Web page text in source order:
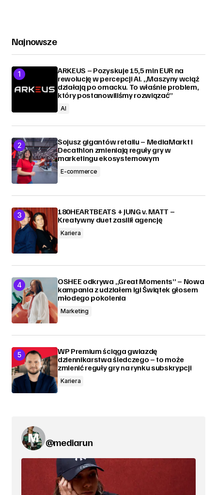
Najnowsze
ARKEUS – Pozyskuje 15,5 mln EUR na
rewolucję w percepcji AI. „Maszyny wciąż
działają po omacku. To właśnie problem,
który postanowiliśmy rozwiązać”
AI
Sojusz gigantów retailu – MediaMarkt i
Decathlon zmieniają reguły gry w
marketingu ekosystemowym
E-commerce
180HEARTBEATS + JUNG v. MATT –
Kreatywny duet zasilił agencję
Kariera
OSHEE odkrywa „Great Moments” – Nowa
kampania z udziałem Igi Świątek głosem
młodego pokolenia
Marketing
WP Premium ściąga gwiazdę
dziennikarstwa śledczego – to może
zmienić reguły gry na rynku subskrypcji
Kariera
@mediarun